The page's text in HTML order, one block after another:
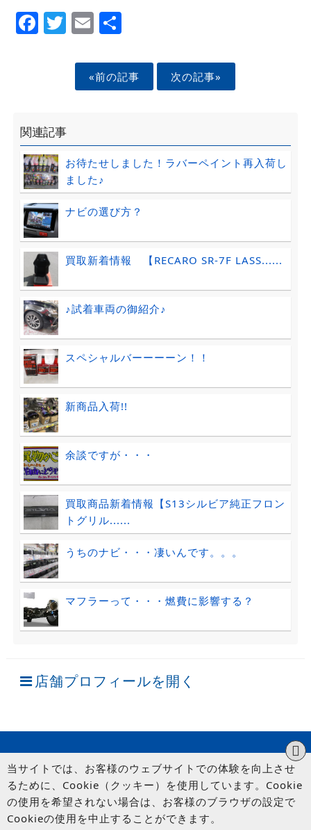
Facebook
Twitter
EmailShare
«前の記事 次の記事»
関連記事
お待たせしました！ラバーペイント再入荷し
ました♪
ナビの選び方？
買取新着情報 【RECARO SR-7F LASS......
♪試着車両の御紹介♪
スペシャルバーーーーン！！
新商品入荷!!
余談ですが・・・
買取商品新着情報【S13シルビア純正フロン
トグリル......
うちのナビ・・・凄いんです。。。
マフラーって・・・燃費に影響する？
店舗プロフィールを開く
当サイトでは、お客様のウェブサイトでの体験を向上させ
るために、Cookie（クッキー）を使用しています。Cookie
の使用を希望されない場合は、お客様のブラウザの設定で
Cookieの使用を中止することができます。